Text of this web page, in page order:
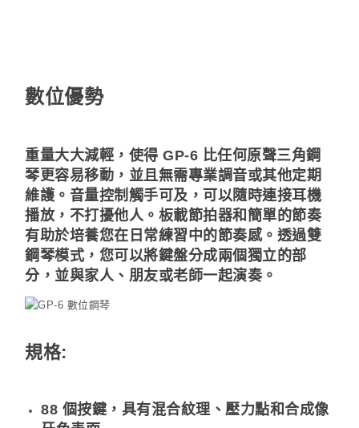
數位優勢
重量大大減輕，使得 GP-6 比任何原聲三角鋼
琴更容易移動，並且無需專業調音或其他定期
維護。音量控制觸手可及，可以隨時連接耳機
播放，不打擾他人。板載節拍器和簡單的節奏
有助於培養您在日常練習中的節奏感。透過雙
鋼琴模式，您可以將鍵盤分成兩個獨立的部
分，並與家人、朋友或老師一起演奏。
規格:
88 個按鍵，具有混合紋理、壓力點和合成像